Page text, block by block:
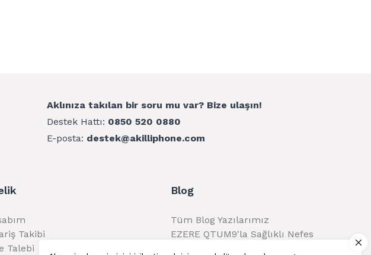
Aklınıza takılan bir soru mu var? Bize ulaşın!
Destek Hattı: 0850 520 0880
E-posta: destek@akilliphone.com
Takibi
Talebi
Blog
Tüm Blog Yazılarımız
EZERE QTUM9'la Sağlıklı Nefes